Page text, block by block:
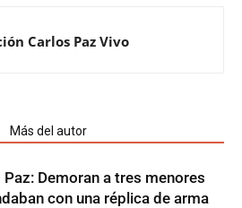
Carlos Paz Vivo
Más del autor
Paz: Demoran a tres menores
con una réplica de arma